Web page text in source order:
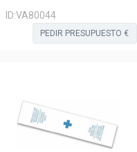
ID:VA80044
PEDIR PRESUPUESTO €